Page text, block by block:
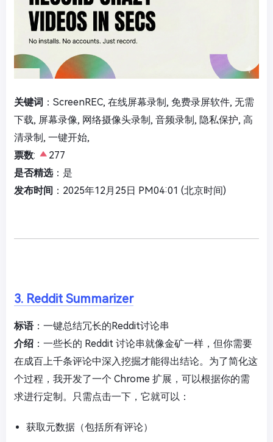
关键词 ：ScreenREC, 在线屏幕录制, 免费录屏软件, 无需
下载, 屏幕录像, 网络摄像头录制, 音频录制, 隐私保护, 高
清录制, 一键开始,
票数:
277
是否精选：是
发布时间 ：2025年12月25日 PM04:01 (北京时间)
3. Reddit Summarizer
标语：一键总结冗长的Reddit讨论串
介绍 ：一些长的 Reddit 讨论串就像金矿一样，但你需要
在成百上千条评论中深入挖掘才能得出结论。为了简化这
个过程，我开发了一个 Chrome 扩展，可以根据你的需
求进行定制。只需点击一下，它就可以：
获取元数据（包括所有评论）